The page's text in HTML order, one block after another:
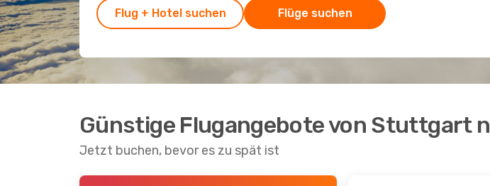
Flug + Hotel suchen Flüge suchen
Günstige Flugangebote von Stuttgart
Jetzt buchen, bevor es zu spät ist